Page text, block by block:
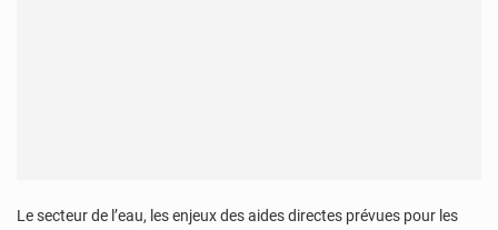
Le secteur de l’eau, les enjeux des aides directes prévues pour les